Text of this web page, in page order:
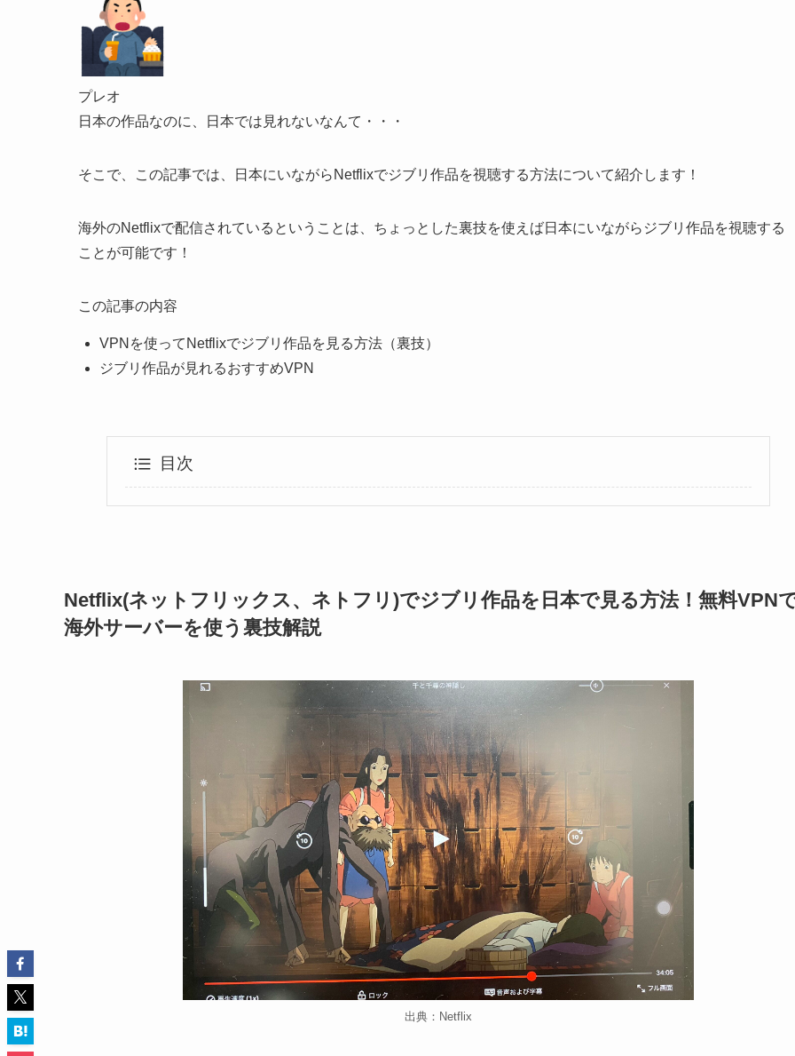
プレオ
日本の作品なのに、日本では見れないなんて・・・
そこで、この記事では、日本にいながらNetflixでジブリ作品を視聴する方法について紹介します！
海外のNetflixで配信されているということは、ちょっとした裏技を使えば日本にいながらジブリ作品を視聴する
ことが可能です！
この記事の内容
VPNを使ってNetflixでジブリ作品を見る方法（裏技）
ジブリ作品が見れるおすすめVPN
目次
Netflix(ネットフリックス、ネトフリ)でジブリ作品を日本で見る方法！無料VPN
海外サーバーを使う裏技解説
出典：Netflix